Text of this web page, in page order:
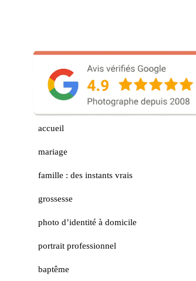
accueil
mariage
famille : des instants vrais
grossesse
photo d’identité à domicile
portrait professionnel
baptême